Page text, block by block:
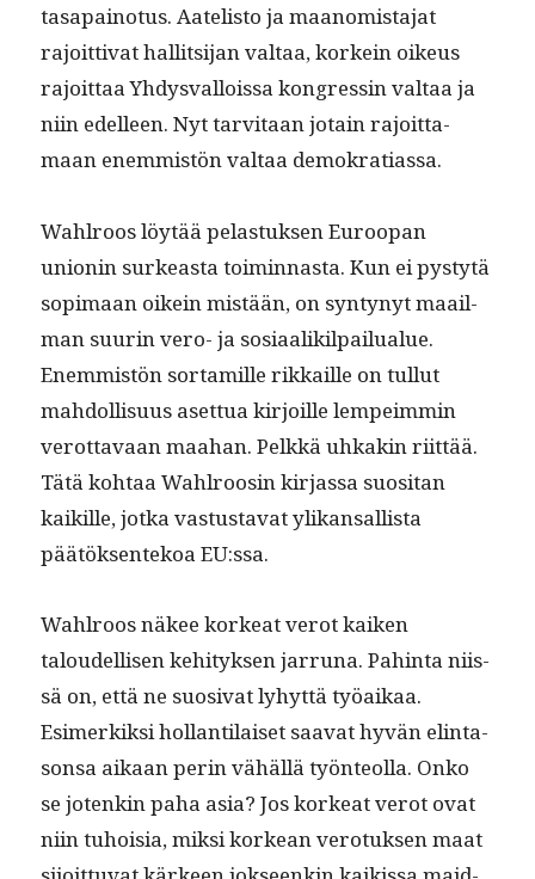
tas­apain­o­tus. Aatelis­to ja maan­omis­ta­jat
rajoit­ti­vat hal­lit­si­jan val­taa, korkein oikeus
rajoit­taa Yhdys­val­lois­sa kon­gressin val­taa ja
niin edelleen. Nyt tarvi­taan jotain rajoit­ta­
maan enem­mistön val­taa demokratiassa.
Wahlroos löytää pelas­tuk­sen Euroopan
union­in surkeas­ta toimin­nas­ta. Kun ei pystytä
sopi­maan oikein mis­tään, on syn­tynyt maail­
man suurin vero- ja sosi­aa­lik­il­pailu­alue.
Enem­mistön sor­tamille rikkaille on tul­lut
mah­dol­lisu­us aset­tua kir­joille lem­peim­min
verot­tavaan maa­han. Pelkkä uhkakin riit­tää.
Tätä kohtaa Wahlroosin kir­jas­sa suosi­tan
kaikille, jot­ka vas­tus­ta­vat ylikansal­lista
päätök­sen­tekoa EU:ssa.
Wahlroos näkee korkeat verot kaiken
taloudel­lisen kehi­tyk­sen jar­runa. Pahin­ta niis­
sä on, että ne suo­si­vat lyhyt­tä työaikaa.
Esimerkik­si hol­lan­ti­laiset saa­vat hyvän elin­ta­
son­sa aikaan perin vähäl­lä työn­te­ol­la. Onko
se jotenkin paha asia? Jos korkeat verot ovat
niin tuhoisia, mik­si korkean vero­tuk­sen maat